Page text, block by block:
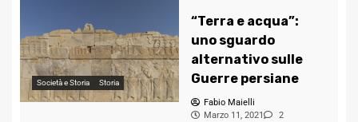
Società e Storia Storia
“Terra e acqua”:
uno sguardo
alternativo sulle
Guerre persiane
Fabio Maielli
Marzo 11, 2021
2